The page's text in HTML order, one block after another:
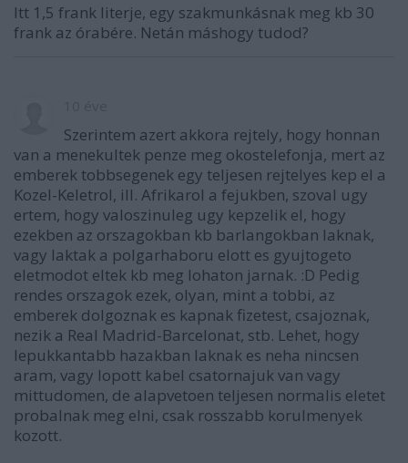
Itt 1,5 frank literje, egy szakmunkásnak meg kb 30
frank az órabére. Netán máshogy tudod?
Szerintem azert akkora rejtely, hogy honnan
van a menekultek penze meg okostelefonja, mert az
emberek tobbsegenek egy teljesen rejtelyes kep el a
Kozel-Keletrol, ill. Afrikarol a fejukben, szoval ugy
ertem, hogy valoszinuleg ugy kepzelik el, hogy
ezekben az orszagokban kb barlangokban laknak,
vagy laktak a polgarhaboru elott es gyujtogeto
eletmodot eltek kb meg lohaton jarnak. :D Pedig
rendes orszagok ezek, olyan, mint a tobbi, az
emberek dolgoznak es kapnak fizetest, csajoznak,
nezik a Real Madrid-Barcelonat, stb. Lehet, hogy
lepukkantabb hazakban laknak es neha nincsen
aram, vagy lopott kabel csatornajuk van vagy
mittudomen, de alapvetoen teljesen normalis eletet
probalnak meg elni, csak rosszabb korulmenyek
kozott.